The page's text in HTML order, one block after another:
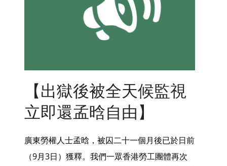
【出獄後被全天候監視
立即還孟晗自由】
廣東勞權人士孟晗，被囚二十一個月後已於日前
（9月3日）獲釋。我們一眾香港勞工團體再次